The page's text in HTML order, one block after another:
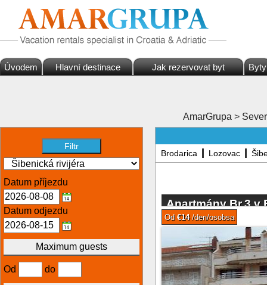
Úvodem Hlavní destinace Jak rezervovat byt Byty
AmarGrupa >
Datum příjezdu
Datum odjezdu
Maximum guests
Od do
Brodarica Lozovac
Apartmány Br.3 v
Od €14/den/osobsa